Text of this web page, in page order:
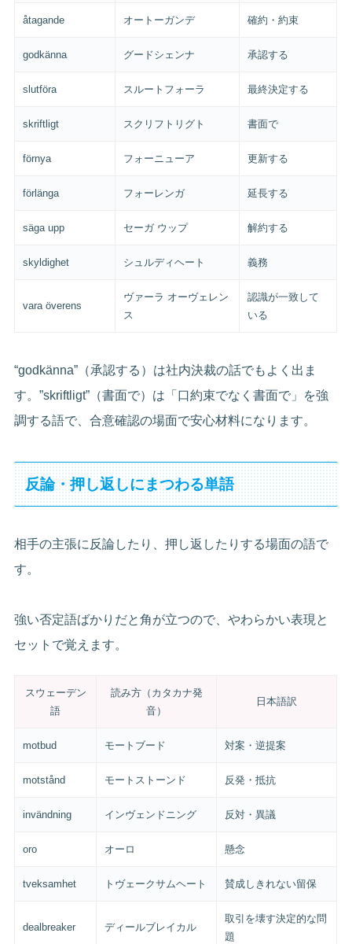
åtagande オートーガンデ 確約・約束
godkänna グードシェンナ 承認する
slutföra スルートフォーラ 最終決定する
skriftligt スクリフトリグト 書面で
förnya フォーニューア 更新する
förlänga フォーレンガ 延長する
säga upp セーガ ウップ 解約する
skyldighet シュルディヘート 義務
vara överens
ヴァーラ オーヴェレン
ス
認識が一致して
いる
“godkänna”（承認する）は社内決裁の話でもよく出ま
す。”skriftligt”（書面で）は「口約束でなく書面で」を強
調する語で、合意確認の場面で安心材料になります。
反論・押し返しにまつわる単語
相手の主張に反論したり、押し返したりする場面の語で
す。
強い否定語ばかりだと角が立つので、やわらかい表現と
セットで覚えます。
スウェーデン
語
読み方（カタカナ発
音）
日本語訳
motbud モートブード 対案・逆提案
motstånd モートストーンド 反発・抵抗
invändning インヴェンドニング 反対・異議
oro オーロ 懸念
tveksamhet トヴェークサムヘート 賛成しきれない留保
dealbreaker ディールブレイカル
取引を壊す決定的な問
題